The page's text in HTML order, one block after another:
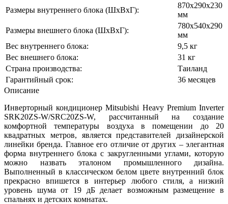
Размеры внутреннего блока (ШхВхГ):
870х290х230
мм
Размеры внешнего блока (ШхВхГ):
780х540х290
мм
Вес внутреннего блока:
9,5 кг
Вес внешнего блока:
31 кг
Страна производства:
Таиланд
Гарантийный срок:
36 месяцев
Описание
Инверторный кондиционер Mitsubishi Heavy Premium Inverter
SRK20ZS-W/SRC20ZS-W, рассчитанный на создание
комфортной температуры воздуха в помещении до 20
квадратных метров, является представителей дизайнерской
линейки бренда. Главное его отличие от других – элегантная
форма внутреннего блока с закругленными углами, которую
можно назвать эталоном промышленного дизайна.
Выполненный в классическом белом цвете внутренний блок
прекрасно впишется в интерьер любого стиля, а низкий
уровень шума от 19 дБ делает возможным размещение в
спальнях и детских комнатах.